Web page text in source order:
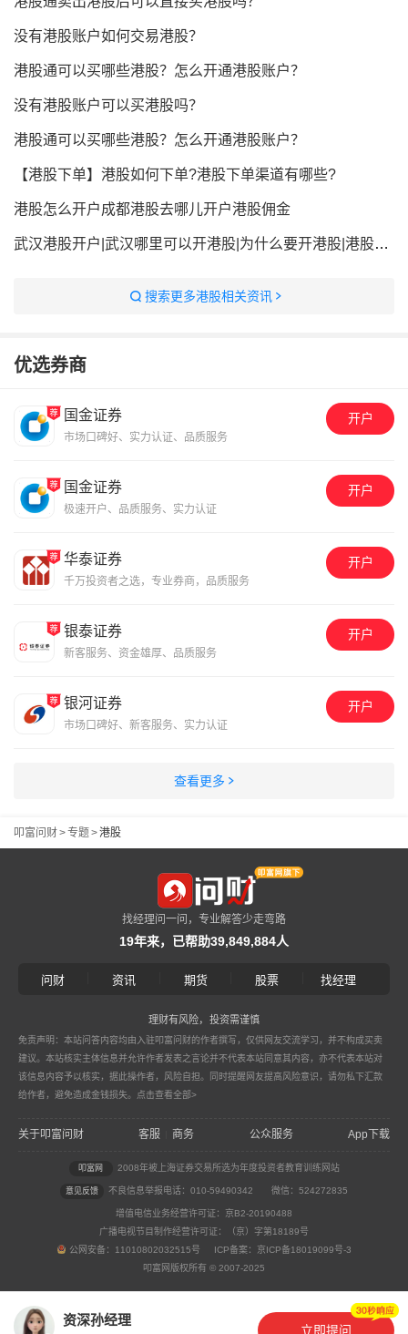
没有港股账户如何交易港股？
港股通可以买哪些港股？怎么开通港股账户？
没有港股账户可以买港股吗？
港股通可以买哪些港股？怎么开通港股账户？
【港股下单】港股如何下单?港股下单渠道有哪些?
港股怎么开户成都港股去哪儿开户港股佣金
武汉港股开户|武汉哪里可以开港股|为什么要开港股|港股的优势|如何开港股|港股开户的流程|武汉网上港股开户
搜索更多港股相关资讯
优选券商
国金证券
市场口碑好、实力认证、品质服务
开户
国金证券
极速开户、品质服务、实力认证
开户
华泰证券
千万投资者之选，专业券商，品质服务
开户
银泰证券
新客服务、资金雄厚、品质服务
开户
银河证券
市场口碑好、新客服务、实力认证
开户
查看更多
叩富问财>专题 >港股
资深孙经理
立即提问
找经理问一问，专业解答少走弯路
19年来，已帮助39,849,884人
问财 资讯 期货 股票 找经理
理财有风险，投资需谨慎
免责声明：本站问答内容均由入驻叩富问财的作者撰写，仅供网友交流学习，并不构成买卖
建议。本站核实主体信息并允许作者发表之言论并不代表本站同意其内容，亦不代表本站对
该信息内容予以核实，据此操作者，风险自担。同时提醒网友提高风险意识，请勿私下汇款
给作者，避免造成金钱损失。 点击查看全部>
关于叩富问财 客服 商务 公众服务 App下载
叩富网 2008年被上海证券交易所选为年度投资者教育训练网站
意见反馈 不良信息举报电话：010-59490342 微信：524272835
增值电信业务经营许可证：京B2-20190488
广播电视节目制作经营许可证：（京）字第18189号
公网安备：11010802032515号 ICP备案：京ICP备18019099号-3
叩富网版权所有 © 2007-2025